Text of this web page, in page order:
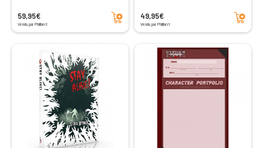
59,95€
Vendu par Philibert
Ajouter au panier 49,95€
Vendu par Philibert
Ajouter au panier